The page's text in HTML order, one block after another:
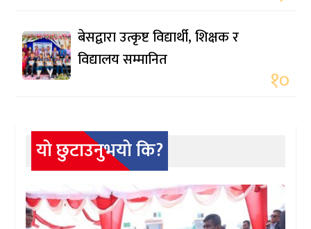
बेसद्वारा उत्कृष्ट विद्यार्थी, शिक्षक र
विद्यालय सम्मानित
१०
यो छुटाउनुभयो कि?